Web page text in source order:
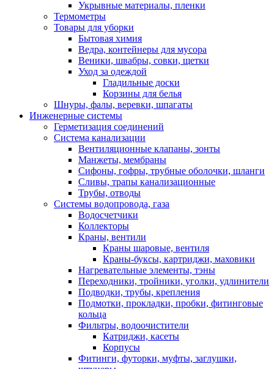
Укрывные материалы, пленки
Термометры
Товары для уборки
Бытовая химия
Ведра, контейнеры для мусора
Веники, швабры, совки, щетки
Уход за одеждой
Гладильные доски
Корзины для белья
Шнуры, фалы, веревки, шпагаты
Инженерные системы
Герметизация соединений
Система канализации
Вентиляционные клапаны, зонты
Манжеты, мембраны
Сифоны, гофры, трубные оболочки, шланги
Сливы, трапы канализационные
Трубы, отводы
Системы водопровода, газа
Водосчетчики
Коллекторы
Краны, вентили
Краны шаровые, вентиля
Краны-буксы, картриджи, маховики
Нагревательные элементы, тэны
Переходники, тройники, уголки, удлинители
Подводки, трубы, крепления
Подмотки, прокладки, пробки, фитинговые
кольца
Фильтры, водоочистители
Катриджи, касеты
Корпусы
Фитинги, футорки, муфты, заглушки,